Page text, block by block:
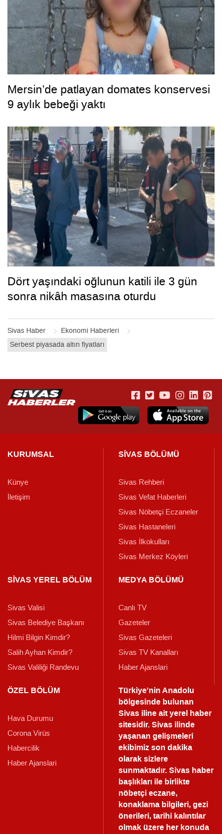
Sivas Haber
Ekonomi Haberleri
Serbest piyasada altın fiyatları
Mersin’de patlayan domates konservesi
9 aylık bebeği yaktı
Dört yaşındaki oğlunun katili ile 3 gün
sonra nikâh masasına oturdu
KURUMSAL
Künye
İletişim
SİVAS BÖLÜMÜ
Sivas Rehberi
Sivas Vefat Haberleri
Sivas Nöbetçi Eczaneler
Sivas Hastaneleri
Sivas İlkokulları
Sivas Merkez Köyleri
SİVAS YEREL BÖLÜM
Sivas Valisi
Sivas Belediye Başkanı
Hilmi Bilgin Kimdir?
Salih Ayhan Kimdir?
Sivas Valiliği Randevu
MEDYA BÖLÜMÜ
Canlı TV
Gazeteler
Sivas Gazeteleri
Sivas TV Kanalları
Haber Ajanslari
ÖZEL BÖLÜM
Hava Durumu
Corona Virüs
Habercilik
Haber Ajanslari
Türkiye'nin Anadolu
bölgesinde bulunan
Sivas iline ait yerel haber
sitesidir. Sivas ilinde
yaşanan gelişmeleri
ekibimiz son dakika
olarak sizlere
sunmaktadır.Sivas haber
başlıkları ile birlikte
nöbetçi eczane,
konaklama bilgileri, gezi
önerileri, tarihi kalıntılar
olmak üzere her konuda